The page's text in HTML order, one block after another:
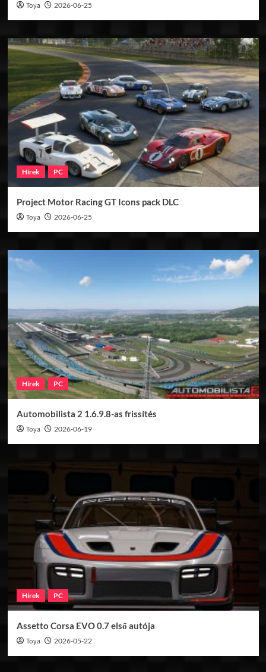
Toya 2026-06-25
Hírek PC
Project Motor Racing GT Icons pack DLC
Toya 2026-06-25
Hírek PC
Automobilista 2 1.6.9.8-as frissítés
Toya 2026-06-19
Hírek PC
Assetto Corsa EVO 0.7 első autója
Toya 2026-05-22